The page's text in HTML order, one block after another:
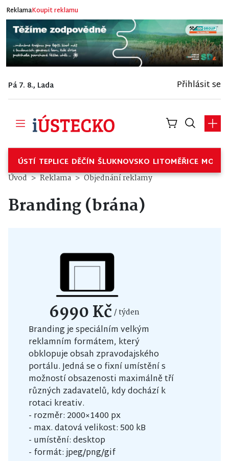
ReklamaKoupit reklamu
Pá 7. 8., Lada Přihlásit se
ÚSTÍ TEPLICE DĚČÍN ŠLUKNOVSKO LITOMĚŘICE
Úvod Reklama Objednání reklamy
Branding (brána)
6990 Kč / týden
Branding je speciálním velkým
reklamním formátem, který
obklopuje obsah zpravodajského
portálu. Jedná se o fixní umístění s
možností obsazenosti maximálně tří
různých zadavatelů, kdy dochází k
rotaci kreativ.
- rozměr: 2000×1400 px
- max. datová velikost: 500 kB
- umístění: desktop
- formát: jpeg/png/gif